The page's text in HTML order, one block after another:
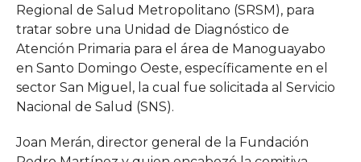
Regional de Salud Metropolitano (SRSM), para
tratar sobre una Unidad de Diagnóstico de
Atención Primaria para el área de Manoguayabo
en Santo Domingo Oeste, específicamente en el
sector San Miguel, la cual fue solicitada al Servicio
Nacional de Salud (SNS).
Joan Merán, director general de la Fundación